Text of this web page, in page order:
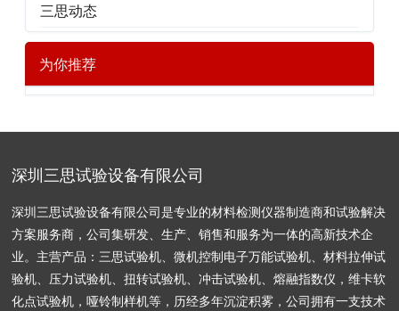
三思动态
为你推荐
深圳三思试验设备有限公司
深圳三思试验设备有限公司是专业的材料检测仪器制造商和试验解决
方案服务商，公司集研发、生产、销售和服务为一体的高新技术企
业。主营产品：三思试验机、微机控制电子万能试验机、材料拉伸试
验机、压力试验机、扭转试验机、冲击试验机、熔融指数仪，维卡软
化点试验机，哑铃制样机等，历经多年沉淀积雾，公司拥有一支技术